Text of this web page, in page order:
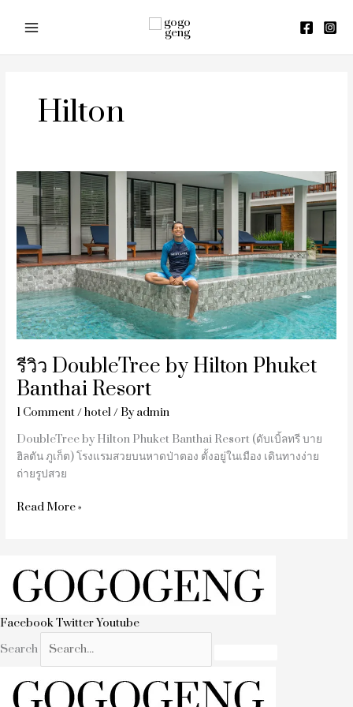
Hilton
รีวิว DoubleTree by Hilton Phuket
Banthai Resort
1 Comment/hotel/ Byadmin
DoubleTree by Hilton Phuket Banthai Resort (ดับเบิ้ลทรี บาย
ฮิลตัน ภูเก็ต) โรงแรมสวยบนหาดป่าตอง ตั้งอยู่ในเมือง เดินทางง่าย
ถ่ายรูปสวย
รีวิว
DoubleTree
by
Hilton
Phuket
Banthai
Resort
Read More »
FacebookTwitterYoutube
Search